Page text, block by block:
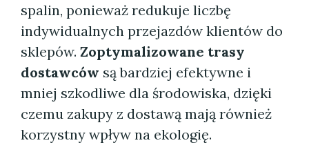
spalin, ponieważ redukuje liczbę
indywidualnych przejazdów klientów do
sklepów. Zoptymalizowane trasy
dostawców są bardziej efektywne i
mniej szkodliwe dla środowiska, dzięki
czemu zakupy z dostawą mają również
korzystny wpływ na ekologię.